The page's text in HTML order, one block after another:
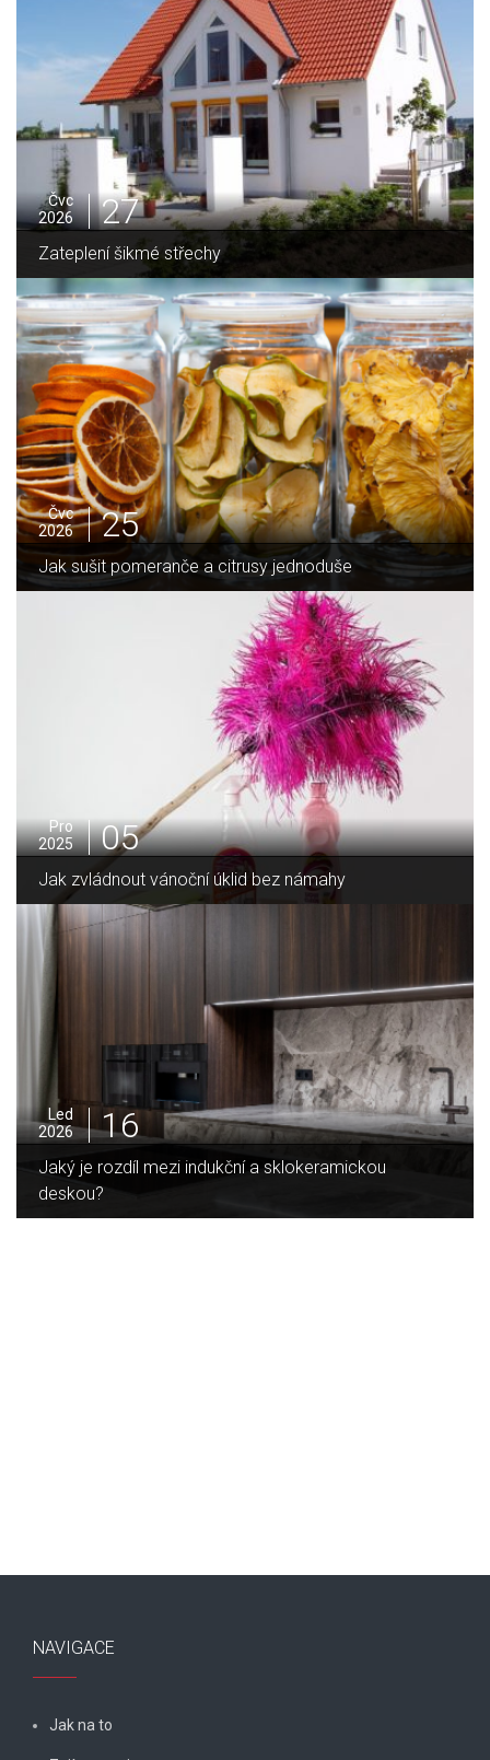
Čvc
2026
27
Zateplení šikmé střechy
Čvc
2026
25
Jak sušit pomeranče a citrusy jednoduše
Pro
2025
05
Jak zvládnout vánoční úklid bez námahy
Led
2026
16
Jaký je rozdíl mezi indukční a sklokeramickou
deskou?
NAVIGACE
Jak na to